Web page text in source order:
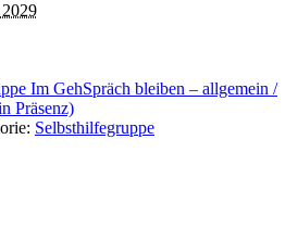
Im GehSpräch bleiben – allgemein /
Präsenz)
Selbsthilfegruppe